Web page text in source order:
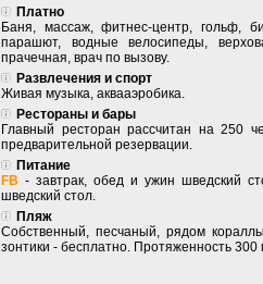
Платно
Баня, массаж, фитнес-центр, гольф,
парашют, водные велосипеды,
прачечная, врач по вызову.
Развлечения и спорт
Живая музыка, аквааэробика.
Рестораны и бары
Главный ресторан рассчитан на 250
предварительной резервации.
Питание
FB - завтрак, обед и ужин шведский
шведский стол.
Пляж
Собственный, песчаный, рядом
зонтики - бесплатно. Протяженность 300